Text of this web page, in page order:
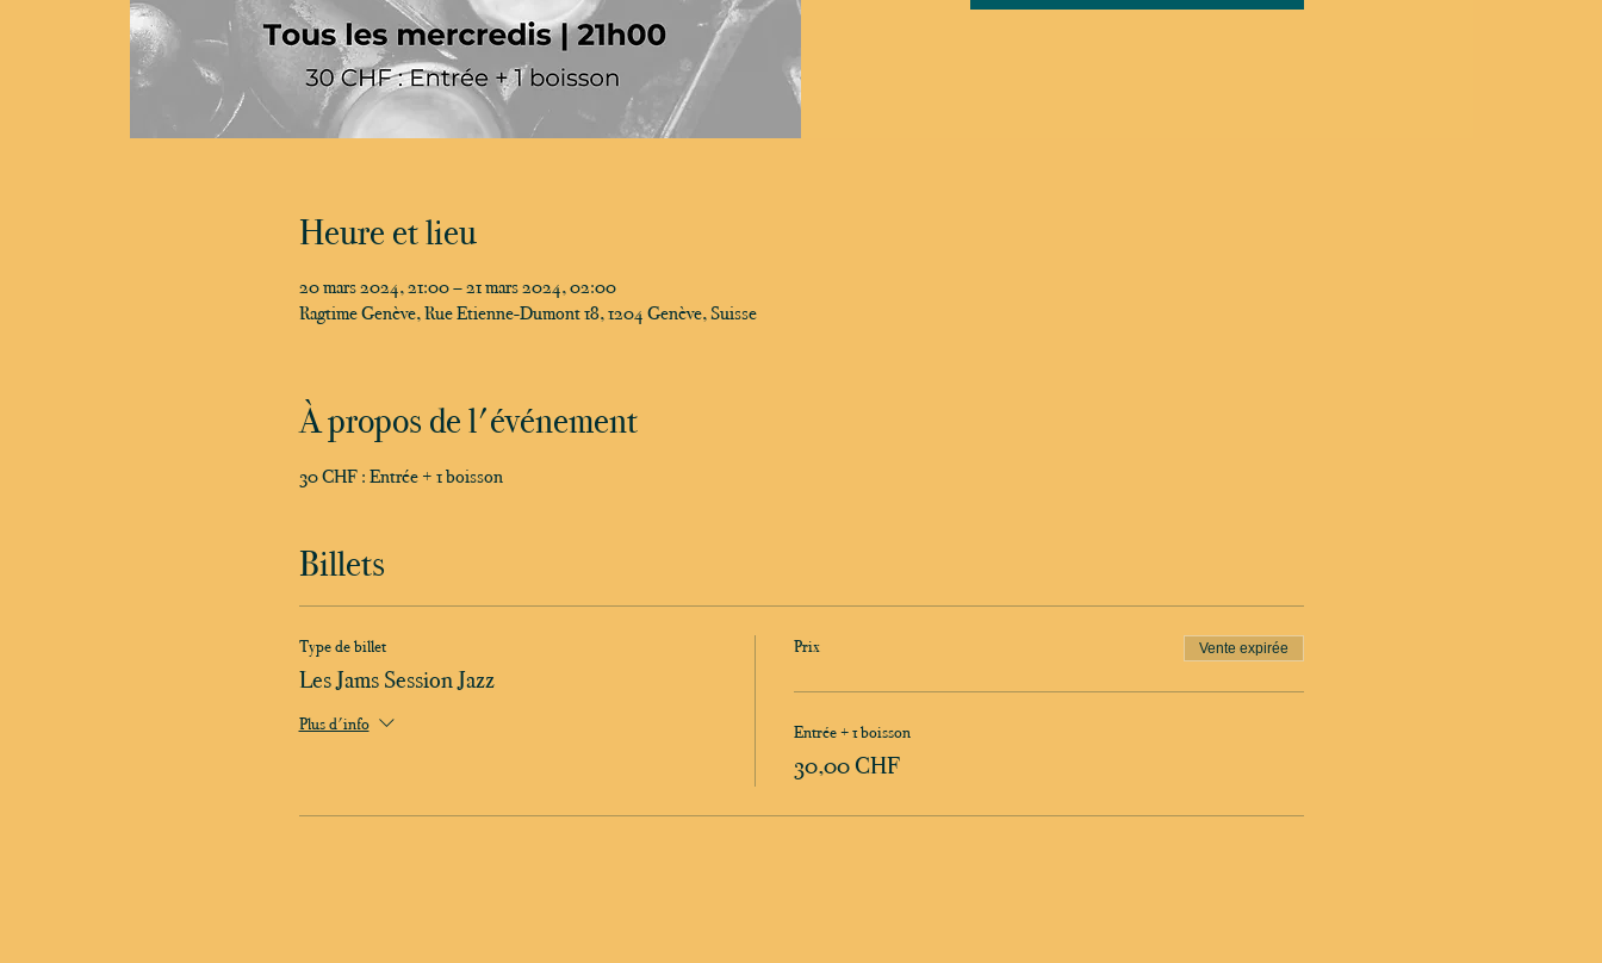
Heure et lieu
20 mars 2024, 21:00 – 21 mars 2024, 02:00
Ragtime Genève, Rue Etienne-Dumont 18, 1204 Genève, Suisse
À propos de l'événement
30 CHF : Entrée + 1 boisson
Billets
Type de billet
Les Jams Session Jazz
Plus d'info
Prix Vente expirée
Entrée + 1 boisson
30,00 CHF